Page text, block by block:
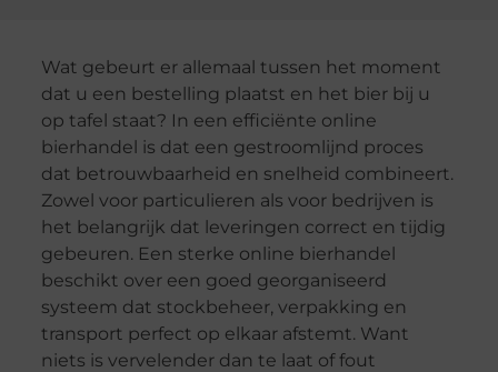
Wat gebeurt er allemaal tussen het moment
dat u een bestelling plaatst en het bier bij u
op tafel staat? In een efficiënte online
bierhandel is dat een gestroomlijnd proces
dat betrouwbaarheid en snelheid combineert.
Zowel voor particulieren als voor bedrijven is
het belangrijk dat leveringen correct en tijdig
gebeuren. Een sterke online bierhandel
beschikt over een goed georganiseerd
systeem dat stockbeheer, verpakking en
transport perfect op elkaar afstemt. Want
niets is vervelender dan te laat of fout